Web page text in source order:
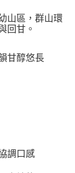
山區，群山環
回甘。
甘醇悠長
調口感